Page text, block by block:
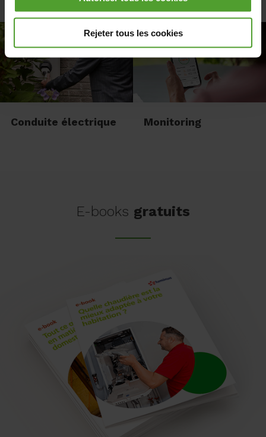
vous pouvez choisir de refuser tous les cookies à
l'exception des cookies nécessaires. Les cookies
ou des sites Internet et des applications et ne peuvent
être refusés.
Rejeter tous les cookies
Panneaux solaires Éclairage
Conduite électrique Monitoring
E-books gratuits